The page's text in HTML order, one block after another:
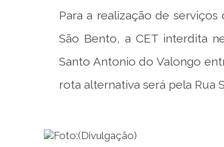
Para a realização de
São Bento, a CET interdita
Santo Antonio do Valongo
rota alternativa será pela Rua